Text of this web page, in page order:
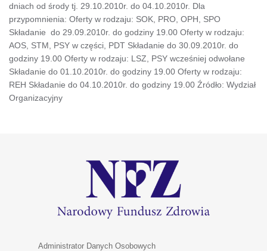
dniach od środy tj. 29.10.2010r. do 04.10.2010r. Dla
przypomnienia: Oferty w rodzaju: SOK, PRO, OPH, SPO
Składanie do 29.09.2010r. do godziny 19.00 Oferty w rodzaju:
AOS, STM, PSY w części, PDT Składanie do 30.09.2010r. do
godziny 19.00 Oferty w rodzaju: LSZ, PSY wcześniej odwołane
Składanie do 01.10.2010r. do godziny 19.00 Oferty w rodzaju:
REH Składanie do 04.10.2010r. do godziny 19.00 Źródło: Wydział
Organizacyjny
Administrator Danych Osobowych